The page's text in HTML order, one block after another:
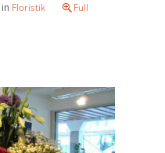
in Floristik
Full